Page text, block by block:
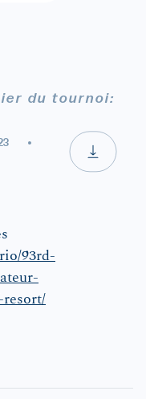
du tournoi:
93rd-
resort/